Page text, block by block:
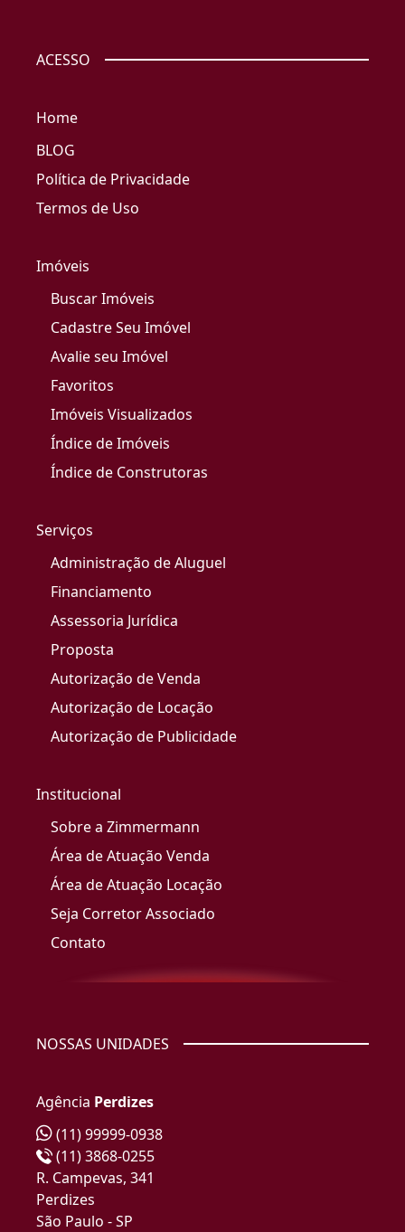
ACESSO
Home
BLOG
Política de Privacidade
Termos de Uso
Imóveis
Buscar Imóveis
Cadastre Seu Imóvel
Avalie seu Imóvel
Favoritos
Imóveis Visualizados
Índice de Imóveis
Índice de Construtoras
Serviços
Administração de Aluguel
Financiamento
Assessoria Jurídica
Proposta
Autorização de Venda
Autorização de Locação
Autorização de Publicidade
Institucional
Sobre a Zimmermann
Área de Atuação Venda
Área de Atuação Locação
Seja Corretor Associado
Contato
NOSSAS UNIDADES
Agência Perdizes
(11) 99999-0938
(11) 3868-0255
R. Campevas, 341
Perdizes
São Paulo - SP